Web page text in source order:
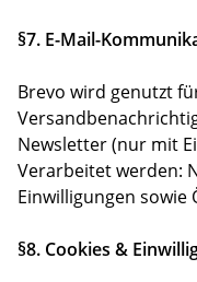
§7. E-Mail-
Brevo wird genutzt
Newsletter (nur mit
Verarbeitet werden:
Einwilligungen sowie
§8. Cookies &